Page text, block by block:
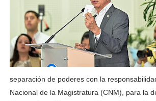
separación de poderes con la
Nacional de la Magistratura (CNM), para la